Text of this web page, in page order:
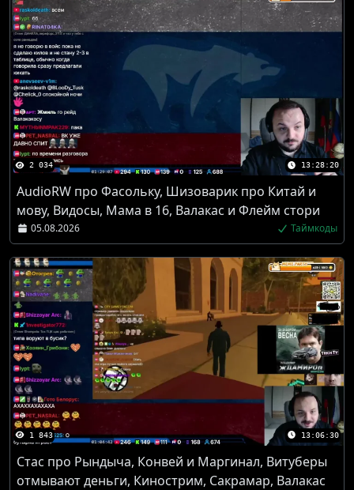
2 034 13:28:20
AudioRW про Фасольку, Шизоварик про Китай и
мову, Видосы, Мама в 16, Валакас и Флейм стори
05.08.2026 Таймкоды
1 843 13:06:30
Стас про Рындыча, Конвей и Маргинал, Витуберы
отмывают деньги, Кинострим, Сакрамар, Валакас